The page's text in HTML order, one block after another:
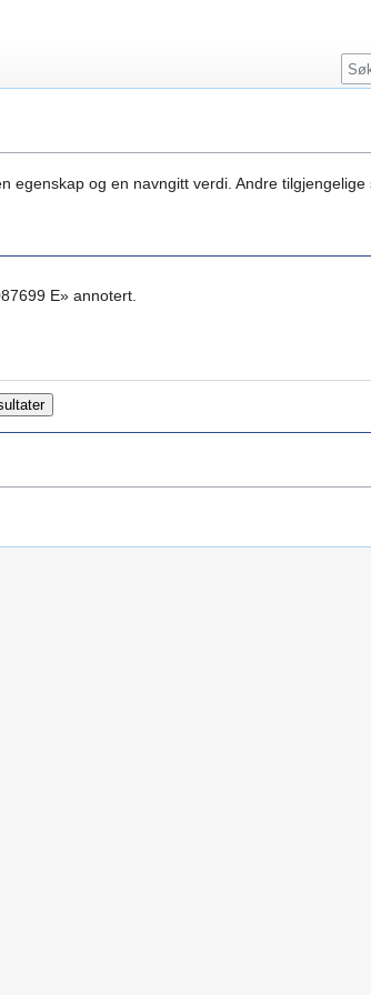
egenskap og en navngitt verdi. Andre
E» annotert.